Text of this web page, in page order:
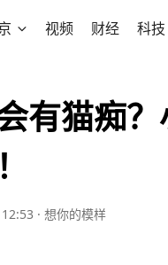
视频 财经 科技
有猫痴
· 想你的模样